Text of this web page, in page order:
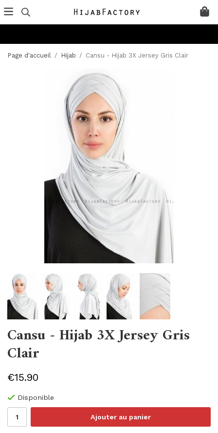
Page d'accueil / Hijab / Cansu - Hijab 3X Jersey Gris Clair
Cansu - Hijab 3X Jersey Gris
Clair
€15.90
Disponible
Ajouter au panier